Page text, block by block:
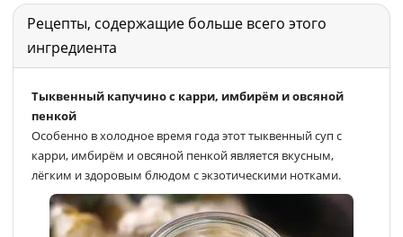
Рецепты, содержащие больше всего этого
ингредиента
Тыквенный капучино с карри, имбирём и овсяной
пенкой
Особенно в холодное время года этот тыквенный суп с
карри, имбирём и овсяной пенкой является вкусным,
лёгким и здоровым блюдом с экзотическими нотками.